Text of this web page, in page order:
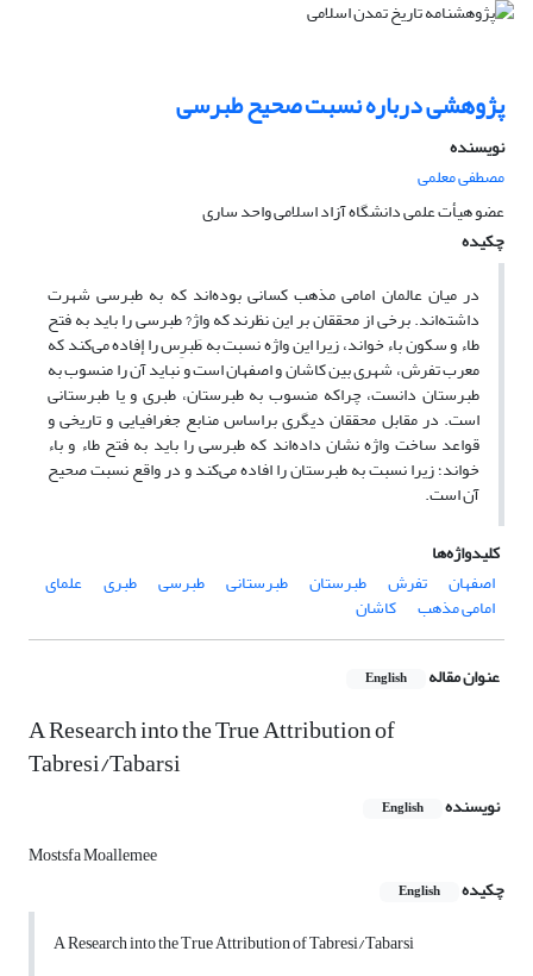
پژوهشی درباره نسبت صحیح طبرسی
نویسنده
مصطفی معلمی
عضو هیأت علمی دانشگاه آزاد اسلامی واحد ساری
چکیده
در میان عالمان امامی مذهب کسانی بوده‌اند که به طبرسی شهرت
داشته‌اند. برخی از محققان بر این نظرند که واژ? طبرسی را باید به فتح
طاء و سکون باء خواند، زیرا این واژه نسبت به طَبرِس را إفاده می‌کند که
معرب تفرش، شهری بین کاشان و اصفهان است و نباید آن را منسوب به
طبرستان دانست، چراکه منسوب به طبرستان، طبری و یا طبرستانی
است. در مقابل محققان دیگری براساس منابع جغرافیایی و تاریخی و
قواعد ساخت واژه نشان داده‌اند که طبرسی را باید به فتح طاء و باء
خواند؛ زیرا نسبت به طبرستان را افاده می‌کند و در واقع نسبت صحیح
آن است.
کلیدواژه‌ها
اصفهان
تفرش طبرستان طبرستانی طبرسی طبری علمای
امامی مذهب کاشان
عنوان مقاله English
A Research into the True Attribution of
Tabresi/Tabarsi
نویسنده English
Mostsfa Moallemee
چکیده
English
A Research into the True Attribution of Tabresi/Tabarsi